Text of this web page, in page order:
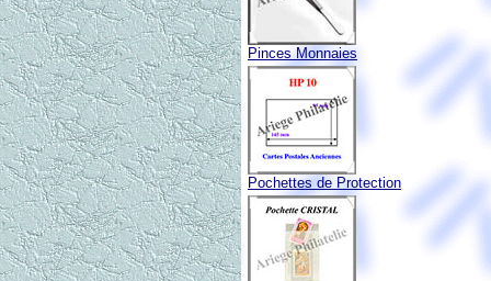
Pinces Monnaies
Pochettes de Protection